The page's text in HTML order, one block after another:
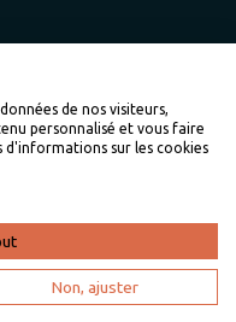
de nos visiteurs,
personnalisé et vous faire
d'informations sur les cookies
Non, ajuster